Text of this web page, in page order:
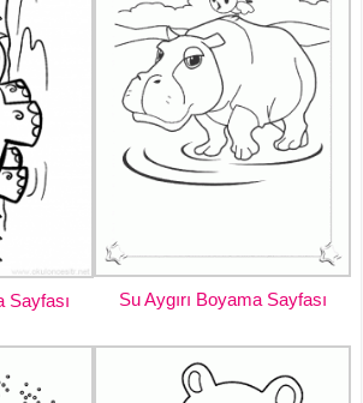
Sayfası Su Aygırı Boyama Sayfası